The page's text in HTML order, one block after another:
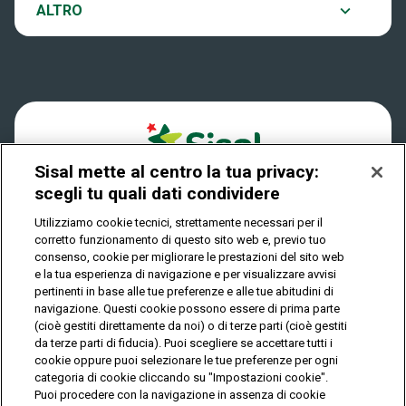
Play Your Date
Dove si gioca
Quanto si vince
Come riscuotere
ALTRO
Notifiche
Privacy
IL GIOCO È VIETATO AI MINORI E PUÒ CAUSARE
DIPENDENZA PATOLOGICA
© Copyright Sisal Italia S.p.A. - P.I. 02433760135
Privacy Cookies
Mappa
del
sito
Sisal mette al centro la tua privacy:
scegli tu quali dati condividere
Utilizziamo cookie tecnici, strettamente necessari per il
corretto funzionamento di questo sito web e, previo tuo
consenso, cookie per migliorare le prestazioni del sito web
e la tua esperienza di navigazione e per visualizzare avvisi
pertinenti in base alle tue preferenze e alle tue abitudini di
navigazione. Questi cookie possono essere di prima parte
(cioè gestiti direttamente da noi) o di terze parti (cioè gestiti
da terze parti di fiducia). Puoi scegliere se accettare tutti i
cookie oppure puoi selezionare le tue preferenze per ogni
categoria di cookie cliccando su "Impostazioni cookie".
Puoi procedere con la navigazione in assenza di cookie